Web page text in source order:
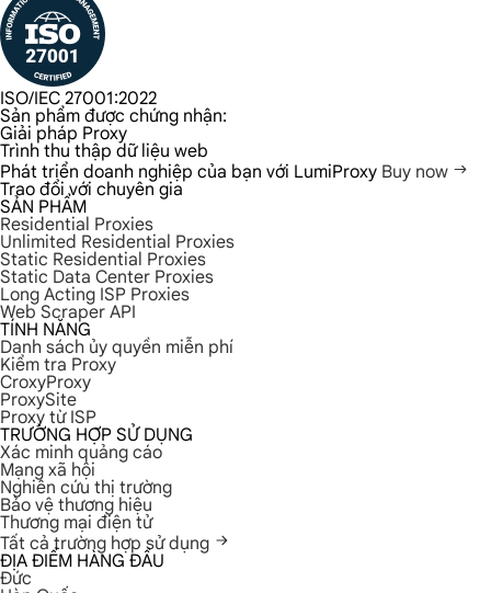
ISO/IEC 27001:2022
Sản phẩm được chứng nhận:
Giải pháp Proxy
Trình thu thập dữ liệu web
Phát triển doanh nghiệp của bạn với LumiProxy Buy now
Trao đổi với chuyên gia
SẢN PHẨM
Residential Proxies
Unlimited Residential Proxies
Static Residential Proxies
Static Data Center Proxies
Long Acting ISP Proxies
Web Scraper API
TÍNH NĂNG
Danh sách ủy quyền miễn phí
Kiểm tra Proxy
CroxyProxy
ProxySite
Proxy từ ISP
TRƯỜNG HỢP SỬ DỤNG
Xác minh quảng cáo
Mạng xã hội
Nghiên cứu thị trường
Bảo vệ thương hiệu
Thương mại điện tử
Tất cả trường hợp sử dụng
ĐỊA ĐIỂM HÀNG ĐẦU
Đức